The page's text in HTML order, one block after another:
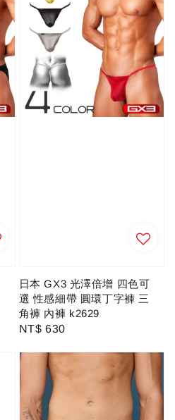
日本 GX3 光澤倍增 四色可
選 性感細帶 圓環丁字褲 三
角褲 內褲 k2629
Regular
NT$ 630